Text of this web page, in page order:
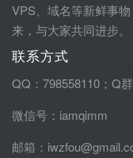
VPS、域名等新鲜事
来，与大家共同进步。
联系方式
QQ：798558110；Q
微信号：iamqimm
邮箱：